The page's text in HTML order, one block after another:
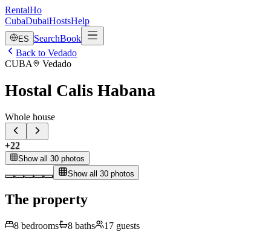
RentalHo
CubaDubaiHostsHelp
ES SearchBook
Back to Vedado
CUBA
Vedado
Hostal Calis Habana
Whole house
+22
Show all 30 photos
Show all 30 photos
The property
8 bedrooms 8 baths 17 guests